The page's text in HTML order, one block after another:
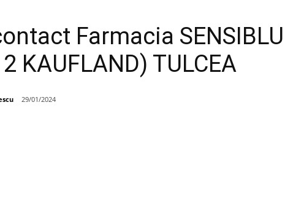
Farmacia SENSIBLU
KAUFLAND) TULCEA
29/01/2024